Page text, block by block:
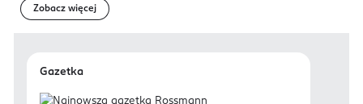
Zobacz więcej
Gazetka